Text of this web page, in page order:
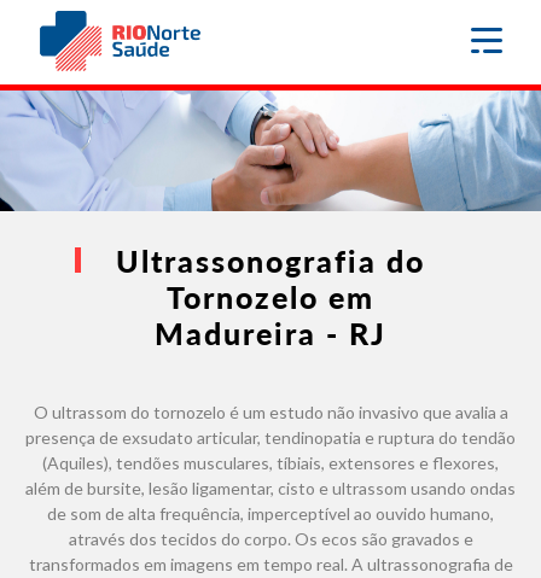
Ultrassonografia do
Tornozelo em
Madureira - RJ
O ultrassom do tornozelo é um estudo não invasivo que avalia a
presença de exsudato articular, tendinopatia e ruptura do tendão
(Aquiles), tendões musculares, tíbiais, extensores e flexores,
além de bursite, lesão ligamentar, cisto e ultrassom usando ondas
de som de alta frequência, imperceptível ao ouvido humano,
através dos tecidos do corpo. Os ecos são gravados e
transformados em imagens em tempo real. A ultrassonografia de